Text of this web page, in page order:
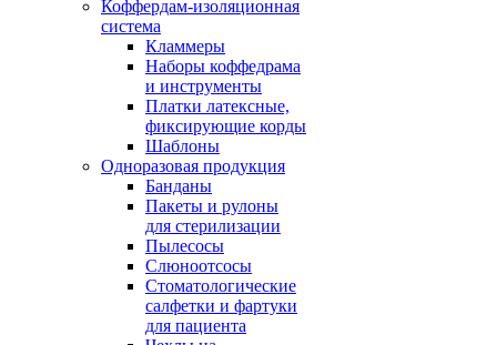
Коффердам-изоляционная
система
Кламмеры
Наборы коффедрама
и инструменты
Платки латексные,
фиксирующие корды
Шаблоны
Одноразовая продукция
Банданы
Пакеты и рулоны
для стерилизации
Пылесосы
Слюноотсосы
Стоматологические
салфетки и фартуки
для пациента